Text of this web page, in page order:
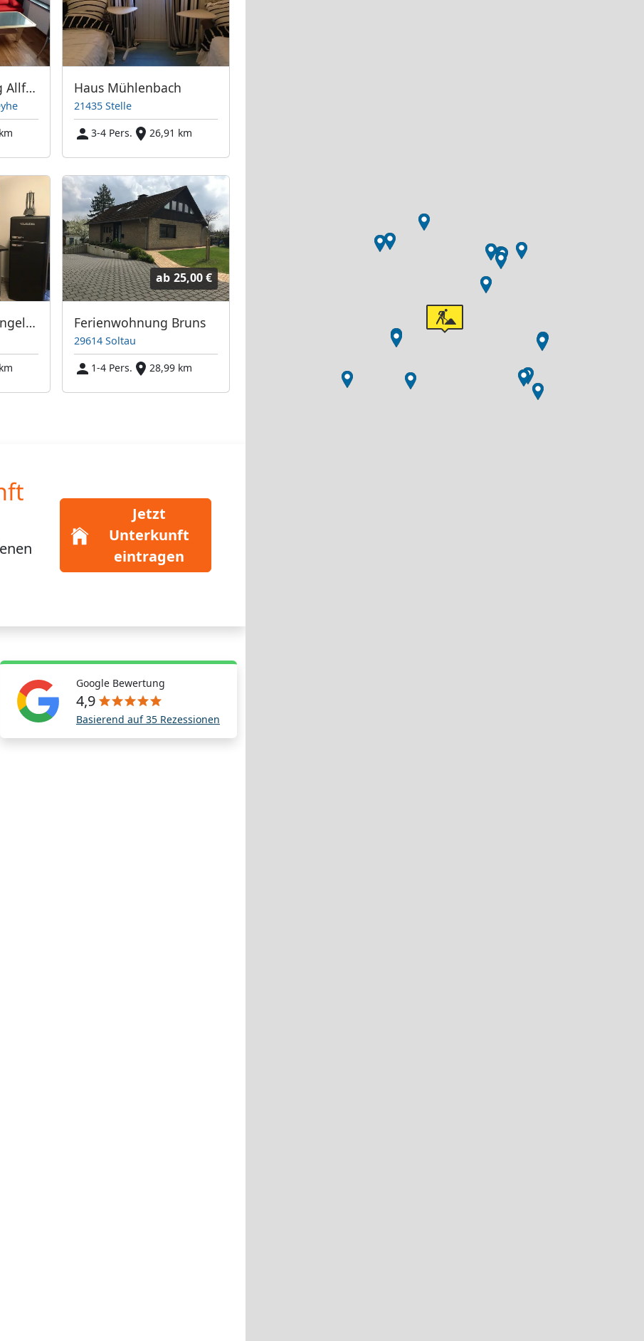
Monteurwohnung Allforhouse Haus Mühlenbach
21435 Stelle
3-4 Pers.
26,91 km
Ferienwohnung Engelien
ab 25,00 €
Ferienwohnung Bruns
29614 Soltau
1-4 Pers.
28,99 km
Jetzt
Unterkunft
eintragen
Google Bewertung
4,9
Basierend auf 35 Rezessionen